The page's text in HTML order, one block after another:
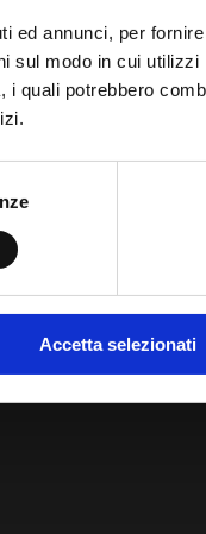
ed annunci, per
sul modo in cui
quali potrebbero
Accetta selezionati
© 2017 Raffaele Cecon – All